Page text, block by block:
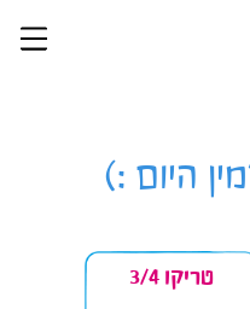
היום :)
טריקו 3/4